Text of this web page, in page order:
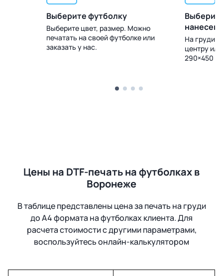
Выберите футболку
Выберите цвет, размер. Можно
печатать на своей футболке или
заказать у нас.
На груди,
центру
290×450
Цены на DTF-печать на футболках в
Воронеже
В таблице представлены цена за печать на груди
до А4 формата на футболках клиента. Для
расчета стоимости с другими параметрами,
воспользуйтесь онлайн-калькулятором